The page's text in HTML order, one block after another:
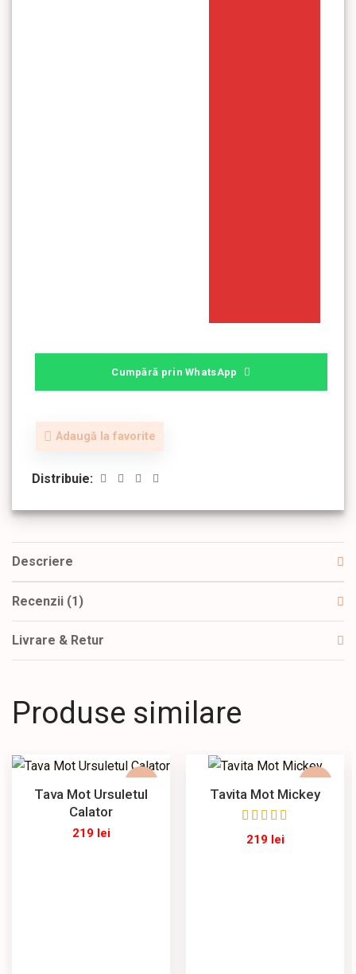
Cumpără prin WhatsApp
Adaugă la favorite
Distribuie:
Descriere
Recenzii (1)
Livrare & Retur
Produse similare
Tava Mot Ursuletul
Calator
219 lei
Tavita Mot Mickey
219 lei